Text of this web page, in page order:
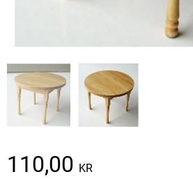
110,00 KR